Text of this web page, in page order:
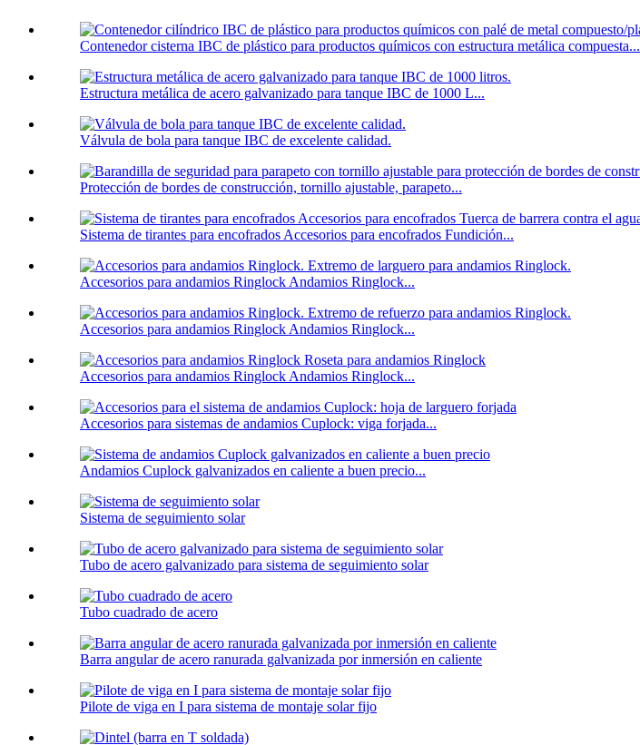
Contenedor cisterna IBC de plástico para productos químicos con estructura metálica compuesta...
Estructura metálica de acero galvanizado para tanque IBC de 1000 L...
Válvula de bola para tanque IBC de excelente calidad.
Protección de bordes de construcción, tornillo ajustable, parapeto...
Sistema de tirantes para encofrados Accesorios para encofrados Fundición...
Accesorios para andamios Ringlock Andamios Ringlock...
Accesorios para andamios Ringlock Andamios Ringlock...
Accesorios para andamios Ringlock Andamios Ringlock...
Accesorios para sistemas de andamios Cuplock: viga forjada...
Andamios Cuplock galvanizados en caliente a buen precio...
Sistema de seguimiento solar
Tubo de acero galvanizado para sistema de seguimiento solar
Tubo cuadrado de acero
Barra angular de acero ranurada galvanizada por inmersión en caliente
Pilote de viga en I para sistema de montaje solar fijo